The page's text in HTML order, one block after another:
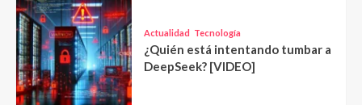
Actualidad Tecnología
¿Quién está intentando tumbar a
DeepSeek? [VIDEO]